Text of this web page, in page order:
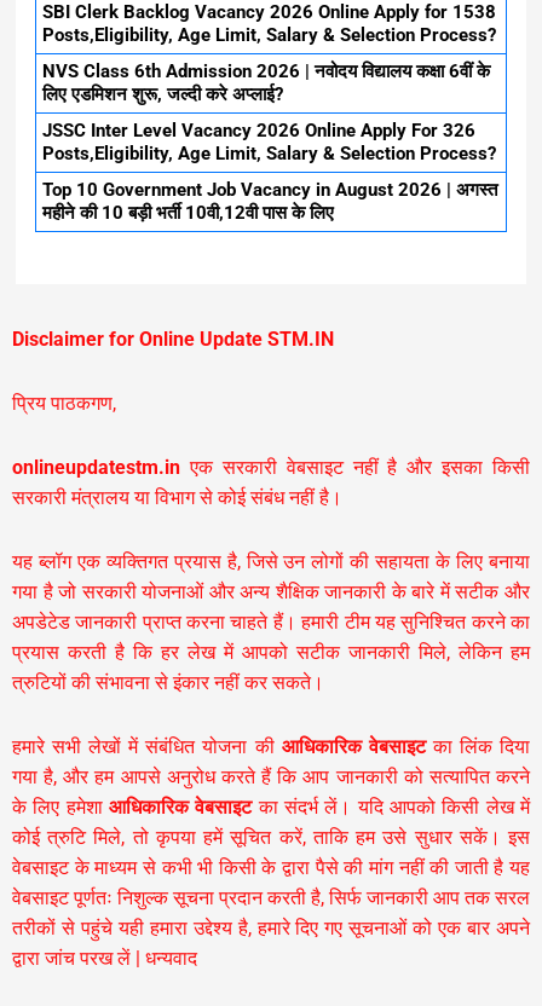
SBI Clerk Backlog Vacancy 2026 Online Apply for 1538
Posts,Eligibility, Age Limit, Salary & Selection Process?
NVS Class 6th Admission 2026 | नवोदय विद्यालय कक्षा 6वीं के
लिए एडमिशन शुरू, जल्दी करे अप्लाई?
JSSC Inter Level Vacancy 2026 Online Apply For 326
Posts,Eligibility, Age Limit, Salary & Selection Process?
Top 10 Government Job Vacancy in August 2026 | अगस्त
महीने की 10 बड़ी भर्ती 10वी,12वी पास के लिए
Disclaimer for Online Update STM.IN
प्रिय पाठकगण,
onlineupdatestm.in एक सरकारी वेबसाइट नहीं है और इसका किसी
सरकारी मंत्रालय या विभाग से कोई संबंध नहीं है।
यह ब्लॉग एक व्यक्तिगत प्रयास है, जिसे उन लोगों की सहायता के लिए बनाया
गया है जो सरकारी योजनाओं और अन्य शैक्षिक जानकारी के बारे में सटीक और
अपडेटेड जानकारी प्राप्त करना चाहते हैं। हमारी टीम यह सुनिश्चित करने का
प्रयास करती है कि हर लेख में आपको सटीक जानकारी मिले, लेकिन हम
त्रुटियों की संभावना से इंकार नहीं कर सकते।
हमारे सभी लेखों में संबंधित योजना की आधिकारिक वेबसाइटका लिंक दिया
गया है, और हम आपसे अनुरोध करते हैं कि आप जानकारी को सत्यापित करने
के लिए हमेशा आधिकारिक वेबसाइटका संदर्भ लें। यदि आपको किसी लेख में
कोई त्रुटि मिले, तो कृपया हमें सूचित करें, ताकि हम उसे सुधार सकें। इस
वेबसाइट के माध्यम से कभी भी किसी के द्वारा पैसे की मांग नहीं की जाती है यह
वेबसाइट पूर्णतः निशुल्क सूचना प्रदान करती है,सिर्फ जानकारी आप तक सरल
तरीकों से पहुंचे यही हमारा उद्देश्य है, हमारे दिए गए सूचनाओं को एक बार अपने
द्वारा जांच परख लें | धन्यवाद